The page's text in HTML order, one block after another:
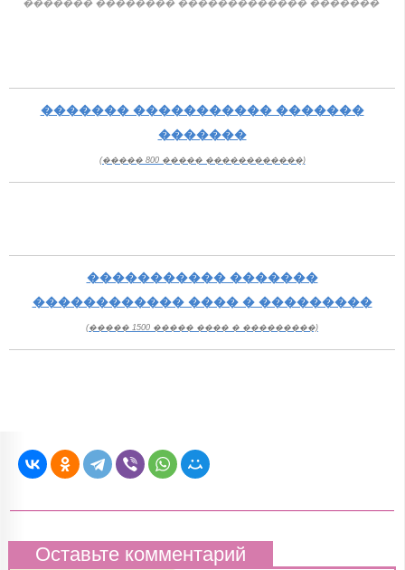
������� �������� ������������� �������
������� ����������� �������
�������
(����� 800 ����� ������������)
����������� �������
������������ ���� � ���������
(����� 1500 ����� ���� � ���������)
Оставьте комментарий